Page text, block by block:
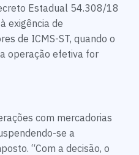
Estadual 54.308/18
exigência de
de ICMS-ST, quando o
operação efetiva for
com mercadorias
se a
“Com a decisão, o